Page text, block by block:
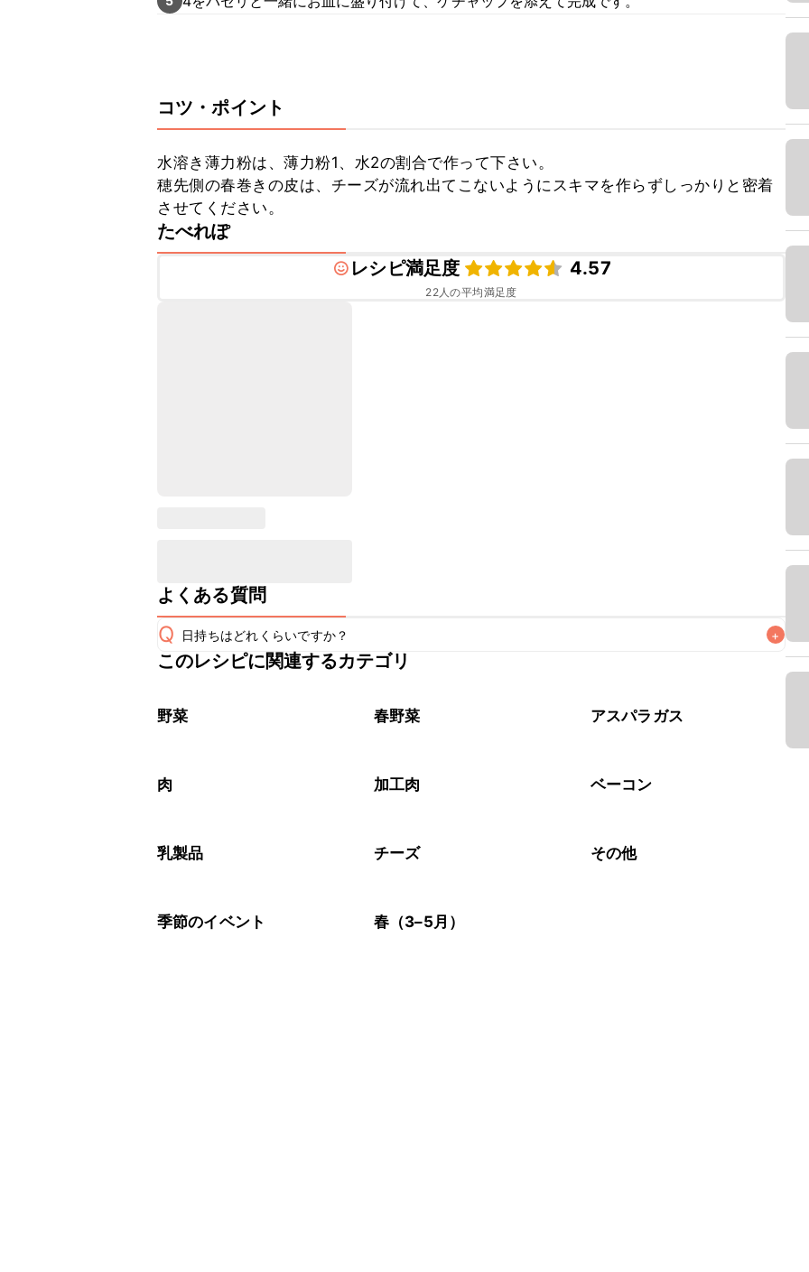
コツ・ポイント
水溶き薄力粉は、薄力粉1、水2の割合で作って下さい。
穂先側の春巻きの皮は、チーズが流れ出てこないようにスキマを作らずしっかりと密着
させてください。
たべれぽ
レシピ満足度
4.57
22人の平均満足度
よくある質問
Q 日持ちはどれくらいですか？ +
保存期間は冷蔵で翌日中が目安です。なるべくお早めにお召し上がりください。
※日持ちは目安です。
このレシピに関連するカテゴリ
野菜 春野菜 アスパラガス
肉 加工肉 ベーコン
乳製品 チーズ その他
季節のイベント 春（3–5月）